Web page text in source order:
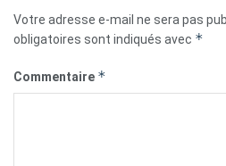
Votre adresse e-mail ne sera pas
obligatoires sont indiqués avec *
Commentaire *